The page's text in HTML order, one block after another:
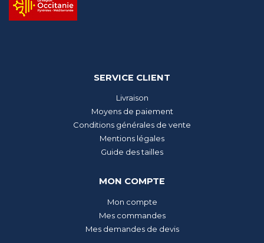
SERVICE CLIENT
Livraison
Moyens de paiement
Conditions générales de vente
Mentions légales
Guide des tailles
MON COMPTE
Mon compte
Mes commandes
Mes demandes de devis